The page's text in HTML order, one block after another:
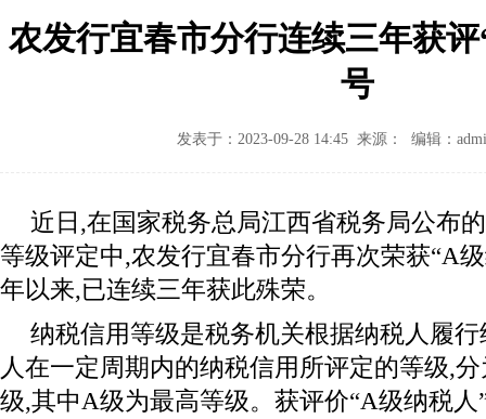
农发行宜春市分行连续三年获
号
发表于：2023-09-28 14:45 来源： 编辑：
近日,在国家税务总局江西省税务局公布
等级评定中,农发行宜春市分行再次荣获“A
年以来,已连续三年获此殊荣。
纳税信用等级是税务机关根据纳税人履
人在一定周期内的纳税信用所评定的等级,
级,其中A级为最高等级。获评价“A级纳税